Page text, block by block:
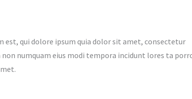
est, qui dolore ipsum quia dolor sit amet, consectetur
non numquam eius modi tempora incidunt lores ta